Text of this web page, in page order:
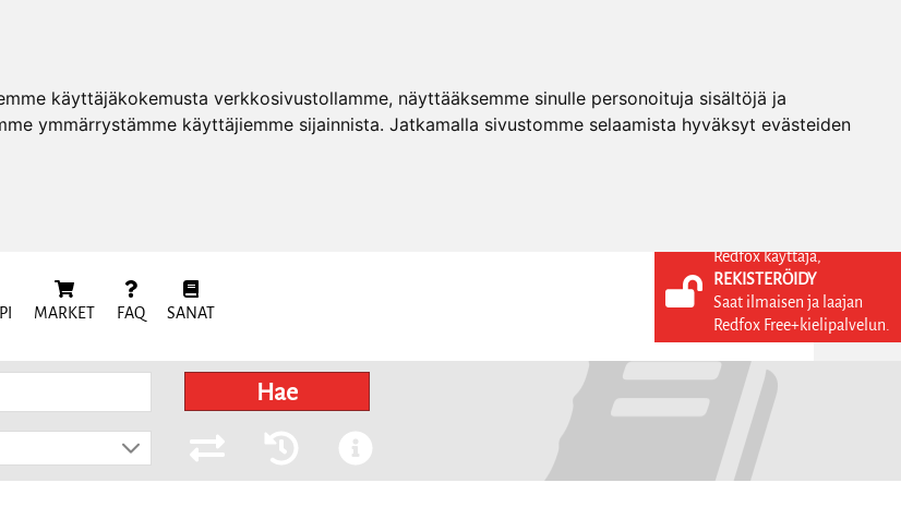
käyttäjäkokemusta verkkosivustollamme, näyttääksemme sinulle personoituja sisältöjä ja
ymmärrystämme käyttäjiemme sijainnista. Jatkamalla sivustomme selaamista hyväksyt evästeiden
MARKET FAQ SANAT
KIRJAUDU SISÄÄN
REKISTERÖIDY
Hae
Redfox käyttäjä,
REKISTERÖIDY
Saat ilmaisen ja laajan
Redfox Free+kielipalvelun.